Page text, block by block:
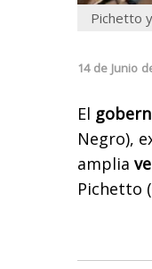
Pichetto
14 de Junio
El
Negro),
amplia
Pichetto